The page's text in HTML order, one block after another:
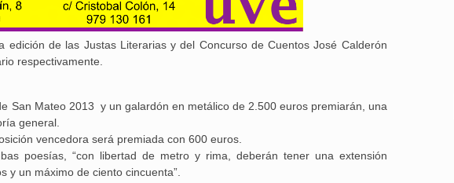
de las Justas Literarias y del Concurso de Cuentos José Calderón
respectivamente.
San Mateo 2013 y un galardón en metálico de 2.500 euros premiarán, una
general.
vencedora será premiada con 600 euros.
poesías, “con libertad de metro y rima, deberán tener una extensión
y un máximo de ciento cincuenta”.